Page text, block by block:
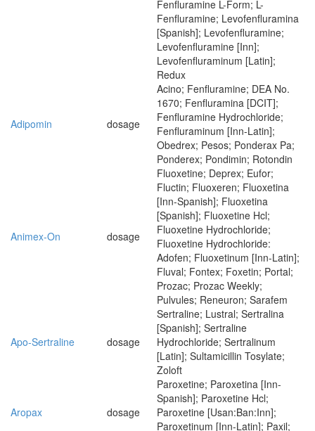
Fenfluramine L-Form; L-
Fenfluramine; Levofenfluramina
[Spanish]; Levofenfluramine;
Levofenfluramine [Inn];
Levofenfluraminum [Latin];
Redux
Adipomin dosage
Acino; Fenfluramine; DEA No.
1670; Fenfluramina [DCIT];
Fenfluramine Hydrochloride;
Fenfluraminum [Inn-Latin];
Obedrex; Pesos; Ponderax Pa;
Ponderex; Pondimin; Rotondin
Animex-On dosage
Fluoxetine; Deprex; Eufor;
Fluctin; Fluoxeren; Fluoxetina
[Inn-Spanish]; Fluoxetina
[Spanish]; Fluoxetine Hcl;
Fluoxetine Hydrochloride;
Fluoxetine Hydrochloride:
Adofen; Fluoxetinum [Inn-Latin];
Fluval; Fontex; Foxetin; Portal;
Prozac; Prozac Weekly;
Pulvules; Reneuron; Sarafem
Apo-Sertraline dosage
Sertraline; Lustral; Sertralina
[Spanish]; Sertraline
Hydrochloride; Sertralinum
[Latin]; Sultamicillin Tosylate;
Zoloft
Aropax dosage
Paroxetine; Paroxetina [Inn-
Spanish]; Paroxetine Hcl;
Paroxetine [Usan:Ban:Inn];
Paroxetinum [Inn-Latin]; Paxil;